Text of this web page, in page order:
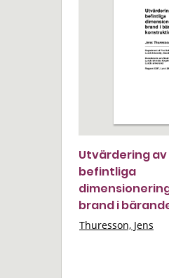
Utvärdering
befintliga
brand i
Thuresson, Jens